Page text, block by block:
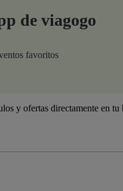
de viagogo
favoritos
y ofertas directamente en tu